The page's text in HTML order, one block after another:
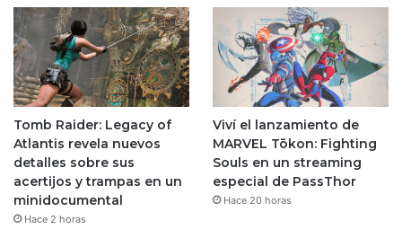
Tomb Raider: Legacy of
Atlantis revela nuevos
detalles sobre sus
acertijos y trampas en un
minidocumental
Hace 2 horas
Viví el lanzamiento de
MARVEL Tōkon: Fighting
Souls en un streaming
especial de PassThor
Hace 20 horas